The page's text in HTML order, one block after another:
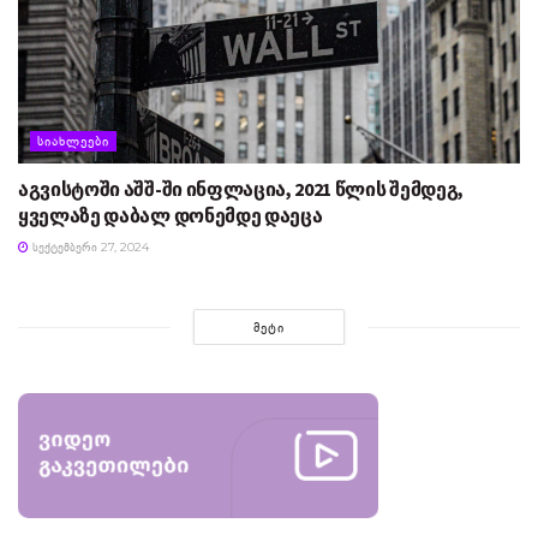
ᲡᲘᲐᲮᲚᲔᲔᲑᲘ
აგვისტოში აშშ-ში ინფლაცია, 2021 წლის შემდეგ,
ყველაზე დაბალ დონემდე დაეცა
ᲡᲔᲥᲢᲔᲛᲑᲔᲠᲘ 27, 2024
ᲛᲔᲢᲘ